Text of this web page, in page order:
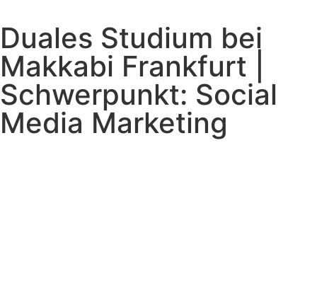
Duales Studium bei
Makkabi Frankfurt |
Schwerpunkt: Social
Media Marketing